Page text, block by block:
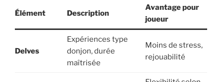
Élément Description
Avantage pour
joueur
Delves
Expériences type
donjon, durée
maîtrisée
Moins de stress,
rejouabilité